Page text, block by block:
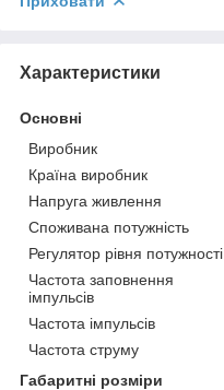
Характеристики
Основні
Виробник
Країна виробник
Напруга живлення
Споживана потужність
Регулятор рівня потужності
Частота заповнення
імпульсів
Частота імпульсів
Частота струму
Габаритні розміри